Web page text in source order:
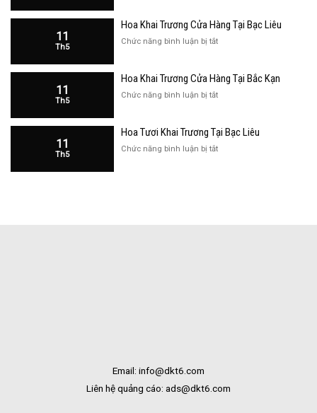
Liêu
Khai
Đẹp
Kạn
11
Th5
Hoa Khai Trương Cửa Hàng Tại Bạc Liêu
Chức năng bình luận bị tắtở
Trương
Hàng
Liêu
11
Th5
Hoa Khai Trương Cửa Hàng Tại Bắc Kạn
Chức năng bình luận bị tắtở
Trương
Hàng
11
Th5
Hoa Tươi Khai Trương Tại Bạc Liêu
Chức năng bình luận bị tắtở
Email: info@dkt6.com
Liên hệ quảng cáo: ads@dkt6.com